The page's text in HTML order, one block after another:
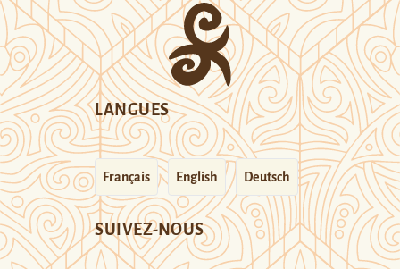
LANGUES
Français English Deutsch
SUIVEZ-NOUS